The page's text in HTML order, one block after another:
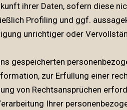
ihrer Daten, sofern diese
Profiling und ggf.
unrichtiger oder
gespeicherten
zur Erfüllung einer
von Rechtsansprüchen
Ihrer